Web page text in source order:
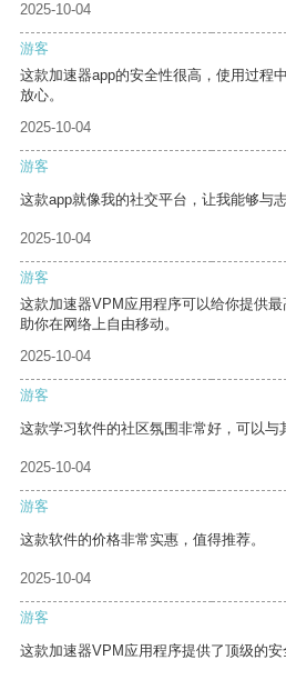
2025-10-04
游客
这款加速器app的安全性很高，使用过程
放心。
2025-10-04
游客
这款app就像我的社交平台，让我能够与
2025-10-04
游客
这款加速器VPM应用程序可以给你提供
助你在网络上自由移动。
2025-10-04
游客
这款学习软件的社区氛围非常好，可以与
2025-10-04
游客
这款软件的价格非常实惠，值得推荐。
2025-10-04
游客
这款加速器VPM应用程序提供了顶级的安